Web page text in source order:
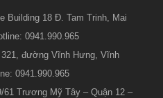
Building 18 Đ. Tam Trinh, Mai
0941.990.965
321, đường Vĩnh Hưng, Vĩnh
0941.990.965
61 Trương Mỹ Tây – Quận 12 –